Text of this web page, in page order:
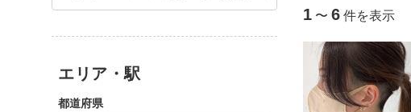
1 〜 6 件を表示
エリア・駅
都道府県